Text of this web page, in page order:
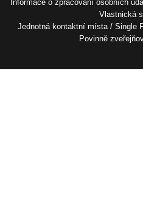
Informace o zpracování osobních
Vlastnická
Jednotná kontaktní místa / Single
Povinně